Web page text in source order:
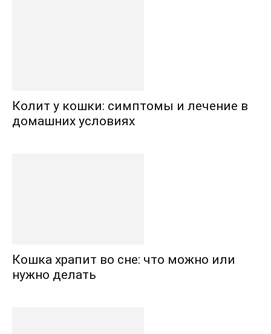
Колит у кошки: симптомы и лечение в
домашних условиях
Кошка храпит во сне: что можно или
нужно делать